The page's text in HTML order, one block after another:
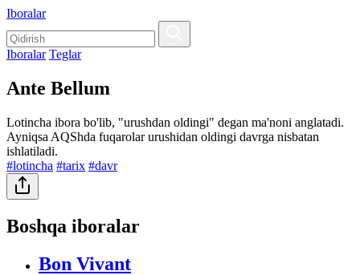
Iboralar
Iboralar Teglar
Ante Bellum
Lotincha ibora bo'lib, "urushdan oldingi" degan ma'noni anglatadi.
Ayniqsa AQShda fuqarolar urushidan oldingi davrga nisbatan
ishlatiladi.
#lotincha #tarix #davr
Boshqa iboralar
Bon Vivant